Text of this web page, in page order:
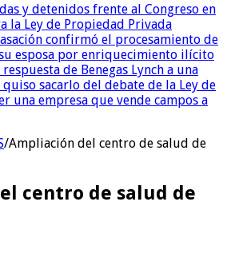
y detenidos frente al Congreso en
la Ley de Propiedad Privada
confirmó el procesamiento de
esposa por enriquecimiento ilícito
de Benegas Lynch a una
quiso sacarlo del debate de la Ley de
una empresa que vende campos a
/Ampliación del centro de salud de
centro de salud de